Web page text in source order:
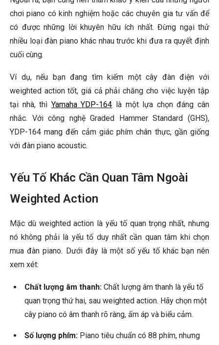
chơi piano có kinh nghiệm hoặc các chuyên gia tư vấn để
có được những lời khuyên hữu ích nhất. Đừng ngại thử
nhiều loại đàn piano khác nhau trước khi đưa ra quyết định
cuối cùng.
Ví dụ, nếu bạn đang tìm kiếm một cây đàn điện với
weighted action tốt, giá cả phải chăng cho việc luyện tập
tại nhà, thì Yamaha YDP-164 là một lựa chọn đáng cân
nhắc. Với công nghệ Graded Hammer Standard (GHS),
YDP-164 mang đến cảm giác phím chân thực, gần giống
với đàn piano acoustic.
Yếu Tố Khác Cần Quan Tâm Ngoài
Weighted Action
Mặc dù weighted action là yếu tố quan trọng nhất, nhưng
nó không phải là yếu tố duy nhất cần quan tâm khi chọn
mua đàn piano. Dưới đây là một số yếu tố khác bạn nên
xem xét:
Chất lượng âm thanh: Chất lượng âm thanh là yếu tố
quan trọng thứ hai, sau weighted action. Hãy chọn một
cây piano có âm thanh rõ ràng, ấm áp và biểu cảm.
Số lượng phím: Piano tiêu chuẩn có 88 phím, nhưng